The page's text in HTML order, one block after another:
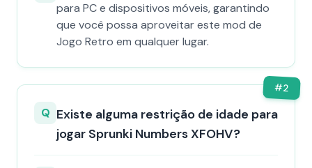
para PC e dispositivos móveis, garantindo
que você possa aproveitar este mod de
Jogo Retro em qualquer lugar.
#2
Q Existe alguma restrição de idade para
jogar Sprunki Numbers XFOHV?